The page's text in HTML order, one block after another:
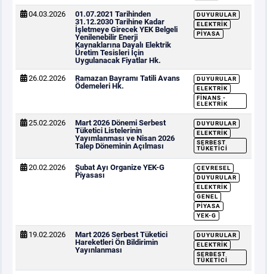
04.03.2026
01.07.2021 Tarihinden
31.12.2030 Tarihine Kadar
İşletmeye Girecek YEK Belgeli
Yenilenebilir Enerji
Kaynaklarına Dayalı Elektrik
Üretim Tesisleri İçin
Uygulanacak Fiyatlar Hk.
DUYURULAR
ELEKTRIK
PIYASA
26.02.2026
Ramazan Bayramı Tatili Avans
Ödemeleri Hk.
DUYURULAR
ELEKTRIK
FINANS -
ELEKTRIK
25.02.2026
Mart 2026 Dönemi Serbest
Tüketici Listelerinin
Yayımlanması ve Nisan 2026
Talep Döneminin Açılması
DUYURULAR
ELEKTRIK
SERBEST
TÜKETICI
20.02.2026
Şubat Ayı Organize YEK-G
Piyasası
ÇEVRESEL
DUYURULAR
ELEKTRIK
GENEL
PIYASA
YEK-G
19.02.2026
Mart 2026 Serbest Tüketici
Hareketleri Ön Bildirimin
Yayınlanması
DUYURULAR
ELEKTRIK
SERBEST
TÜKETICI